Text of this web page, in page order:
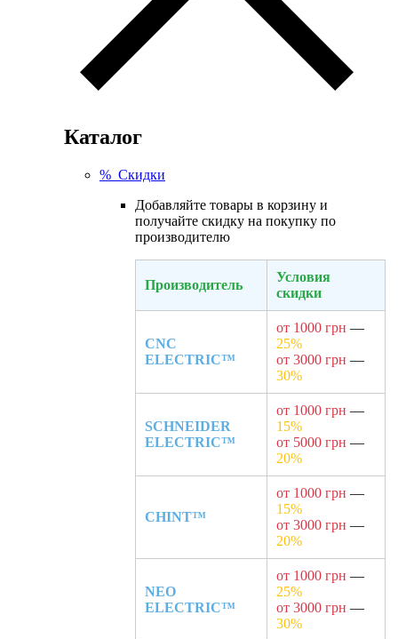
Каталог
% Скидки
Добавляйте товары в корзину и
получайте скидку на покупку по
производителю
Производитель
Условия
скидки
CNC
ELECTRIC™
от 1000 грн —
25%
от 3000 грн —
30%
SCHNEIDER
ELECTRIC™
от 1000 грн —
15%
от 5000 грн —
20%
CHINT™
от 1000 грн —
15%
от 3000 грн —
20%
NEO
ELECTRIC™
от 1000 грн —
25%
от 3000 грн —
30%